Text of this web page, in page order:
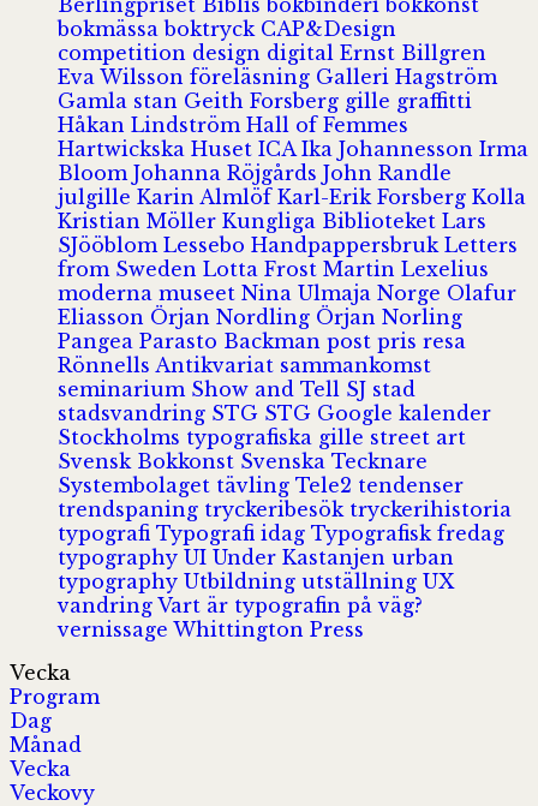
bokmässaboktryck CAP&Design
competition design digital Ernst Billgren
Eva Wilsson föreläsning Galleri Hagström
Gamla stan Geith Forsberg gille graffitti
Håkan Lindström Hall of Femmes
Hartwickska Huset ICA Ika Johannesson Irma
Bloom Johanna Röjgårds John Randle
julgille Karin Almlöf Karl-Erik Forsberg Kolla
Kristian Möller Kungliga Biblioteket Lars
SJööblom Lessebo Handpappersbruk Letters
from Sweden Lotta Frost Martin Lexelius
moderna museet Nina Ulmaja Norge Olafur
Eliasson Örjan Nordling Örjan Norling
Pangea Parasto Backman post pris resa
Rönnells Antikvariat sammankomst
seminarium Show and Tell SJ stad
stadsvandring STG STG Google kalender
Stockholms typografiska gille street art
Svensk Bokkonst Svenska Tecknare
Systembolaget tävling Tele2 tendenser
trendspaning tryckeribesök tryckerihistoria
typografi Typografi idag Typografisk fredag
typography UI Under Kastanjen urban
typography Utbildning utställning UX
vandring Vart är typografin på väg?
vernissage Whittington Press
Vecka
Program
Dag
Månad
Vecka
Veckovy